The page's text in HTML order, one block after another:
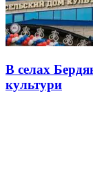
В селах
культури